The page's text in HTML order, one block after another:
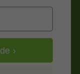
›